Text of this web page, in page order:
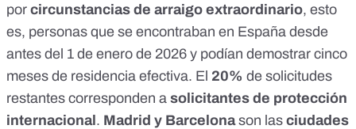
por circunstancias de arraigo extraordinario, esto
es, personas que se encontraban en España desde
antes del 1 de enero de 2026 y podían demostrar cinco
meses de residencia efectiva. El 20% de solicitudes
restantes corresponden a solicitantes de protección
internacional. Madrid y Barcelonason las ciudades